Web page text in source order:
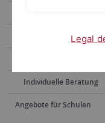
Podcast: hochschulreif
Individuelle Beratung
Angebote für Schulen
Legal